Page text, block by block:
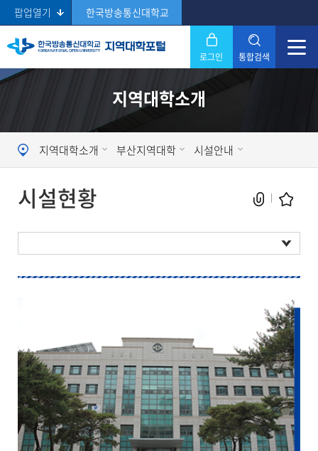
팝업열기 한국방송통신대학교
로그인 통합검색
Search 지역대학소개
지역대학소개 부산지역대학 시설안내
현재 페이지를 즐겨찾는 메뉴로
시설현황